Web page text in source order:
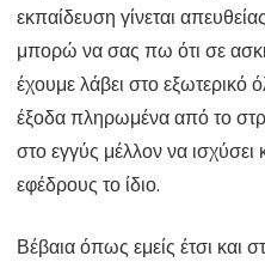
εκπαίδευση γίνεται
μπορώ να σας πω ότι σε
έχουμε λάβει στο εξωτερικό
έξοδα πληρωμένα από το
στο εγγύς μέλλον να ισχύσει
εφέδρους το ίδιο.
Βέβαια όπως εμείς έτσι και